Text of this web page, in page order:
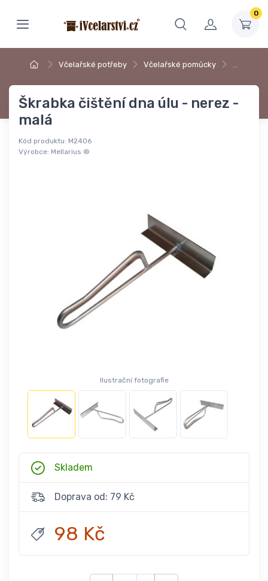
0
Včelařské potřeby Včelařské pomůcky …
Škrabka čištění dna úlu - nerez -
malá
Kód produktu: M2406
Výrobce: Mellarius ®
Ilustrační fotografie
Skladem
Doprava od: 79 Kč
98 Kč